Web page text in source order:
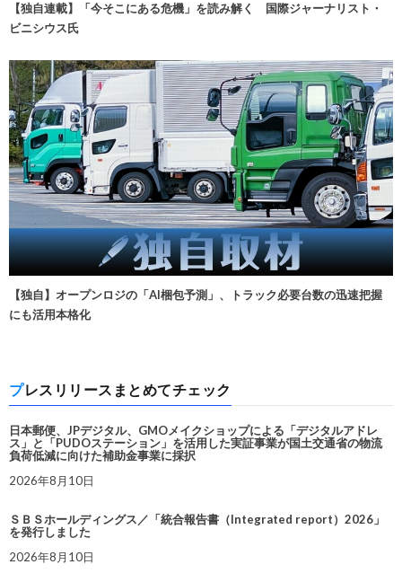
【独自連載】「今そこにある危機」を読み解く 国際ジャーナリスト・
ビニシウス氏
【独自】オープンロジの「AI梱包予測」、トラック必要台数の迅速把握
にも活用本格化
プレスリリースまとめてチェック
日本郵便、JPデジタル、GMOメイクショップによる「デジタルアドレ
ス」と「PUDOステーション」を活用した実証事業が国土交通省の物流
負荷低減に向けた補助金事業に採択
2026年8月10日
ＳＢＳホールディングス／「統合報告書（Integrated report）2026」
を発行しました
2026年8月10日